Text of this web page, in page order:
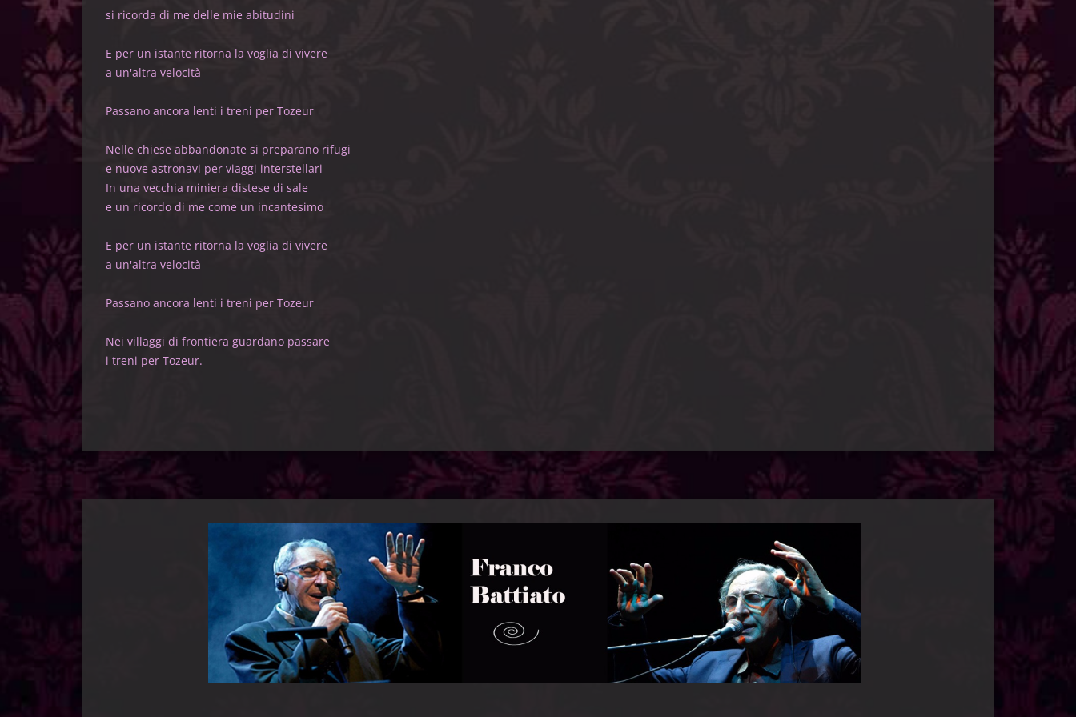
si ricorda di me delle mie abitudini
E per un istante ritorna la voglia di vivere
a un'altra velocità
Passano ancora lenti i treni per Tozeur
Nelle chiese abbandonate si preparano rifugi
e nuove astronavi per viaggi interstellari
In una vecchia miniera distese di sale
e un ricordo di me come un incantesimo
E per un istante ritorna la voglia di vivere
a un'altra velocità
Passano ancora lenti i treni per Tozeur
Nei villaggi di frontiera guardano passare
i treni per Tozeur.